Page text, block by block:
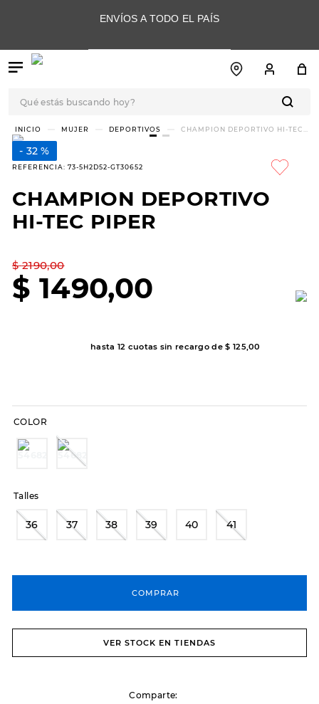
ENVÍOS A TODO EL PAÍS
MUJER DEPORTIVOS
CHAMPION DEPORTIVO HI-TEC
32 %
REFERENCIA: 73-5H2D52-GT30652
CHAMPION DEPORTIVO
HI-TEC PIPER
$ 2190,00
$ 1490,00
hasta 12 cuotas sin recargo de$ 125,00
COLOR
Talles
36 37 38 39 40 41
COMPRAR
VER STOCK EN TIENDAS
Comparte
TÉRMINOS MÁS
BUSCADOS